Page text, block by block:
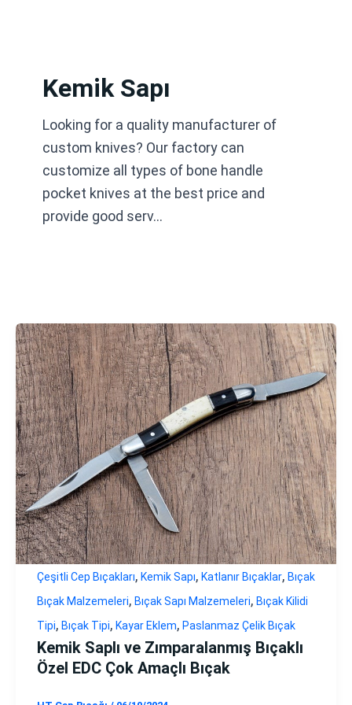
Kemik Sapı
Looking for a quality manufacturer of
custom knives? Our factory can
customize all types of bone handle
pocket knives at the best price and
provide good serv…
Çeşitli Cep Bıçakları, Kemik Sapı, Katlanır Bıçaklar, Bıçak
Bıçak Malzemeleri, Bıçak Sapı Malzemeleri, Bıçak Kilidi
Tipi, Bıçak Tipi, Kayar Eklem, Paslanmaz Çelik Bıçak
Kemik Saplı ve Zımparalanmış Bıçaklı
Özel EDC Çok Amaçlı Bıçak